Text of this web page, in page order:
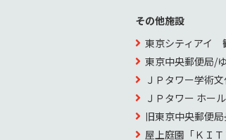
その他施設
東京シティアイ
東京中央郵便局/
ＪＰタワー学術
ＪＰタワー ホー
旧東京中央郵便
屋上庭園「ＫＩＴ